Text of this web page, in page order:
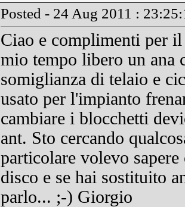
Posted - 24 Aug 2011 :
Ciao e complimenti per
mio tempo libero un ana
somiglianza di telaio e
usato per l'impianto
cambiare i blocchetti
ant. Sto cercando
particolare volevo
disco e se hai sostituito
parlo... ;-) Giorgio